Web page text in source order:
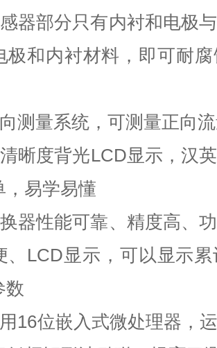
器部分只有内衬和电极
极和内衬材料，即可耐
测量系统，可测量正向
晰度背光LCD显示，汉
，易学易懂
器性能可靠、精度高、
LCD显示，可以显示
数
16位嵌入式微处理器，